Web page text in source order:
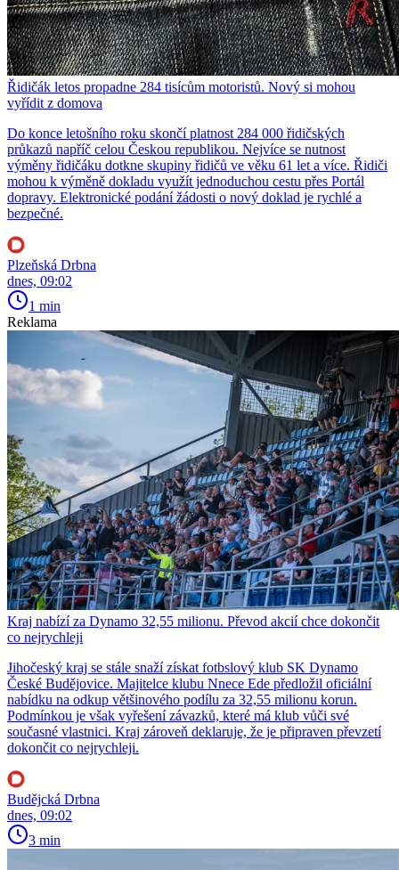
Řidičák letos propadne 284 tisícům motoristů. Nový si mohou
vyřídit z domova
Do konce letošního roku skončí platnost 284 000 řidičských
průkazů napříč celou Českou republikou. Nejvíce se nutnost
výměny řidičáku dotkne skupiny řidičů ve věku 61 let a více. Řidiči
mohou k výměně dokladu využít jednoduchou cestu přes Portál
dopravy. Elektronické podání žádosti o nový doklad je rychlé a
bezpečné.
Plzeňská Drbna
dnes, 09:02
1 min
Reklama
Kraj nabízí za Dynamo 32,55 milionu. Převod akcií chce dokončit
co nejrychleji
Jihočeský kraj se stále snaží získat fotbslový klub SK Dynamo
České Budějovice. Majitelce klubu Nnece Ede předložil oficiální
nabídku na odkup většinového podílu za 32,55 milionu korun.
Podmínkou je však vyřešení závazků, které má klub vůči své
současné vlastnici. Kraj zároveň deklaruje, že je připraven převzetí
dokončit co nejrychleji.
Budějcká Drbna
dnes, 09:02
3 min